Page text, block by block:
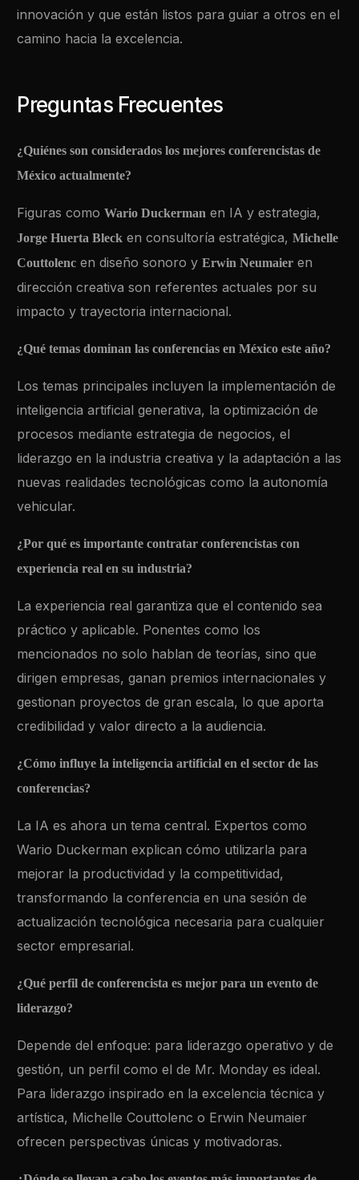
innovación y que están listos para guiar a otros en el
camino hacia la excelencia.
Preguntas Frecuentes
¿Quiénes son considerados los mejores conferencistas de
México actualmente?
Figuras comoWario Duckerman en IA y estrategia,
Jorge Huerta Bleck en consultoría estratégica,Michelle
Couttolenc en diseño sonoro yErwin Neumaier en
dirección creativa son referentes actuales por su
impacto y trayectoria internacional.
¿Qué temas dominan las conferencias en México este año?
Los temas principales incluyen la implementación de
inteligencia artificial generativa, la optimización de
procesos mediante estrategia de negocios, el
liderazgo en la industria creativa y la adaptación a las
nuevas realidades tecnológicas como la autonomía
vehicular.
¿Por qué es importante contratar conferencistas con
experiencia real en su industria?
La experiencia real garantiza que el contenido sea
práctico y aplicable. Ponentes como los
mencionados no solo hablan de teorías, sino que
dirigen empresas, ganan premios internacionales y
gestionan proyectos de gran escala, lo que aporta
credibilidad y valor directo a la audiencia.
¿Cómo influye la inteligencia artificial en el sector de las
conferencias?
La IA es ahora un tema central. Expertos como
Wario Duckerman explican cómo utilizarla para
mejorar la productividad y la competitividad,
transformando la conferencia en una sesión de
actualización tecnológica necesaria para cualquier
sector empresarial.
¿Qué perfil de conferencista es mejor para un evento de
liderazgo?
Depende del enfoque: para liderazgo operativo y de
gestión, un perfil como el de Mr. Monday es ideal.
Para liderazgo inspirado en la excelencia técnica y
artística, Michelle Couttolenc o Erwin Neumaier
ofrecen perspectivas únicas y motivadoras.